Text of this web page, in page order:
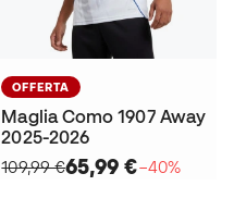
OFFERTA
Maglia Como 1907 Away
2025-2026
109,99 €65,99 €−40%